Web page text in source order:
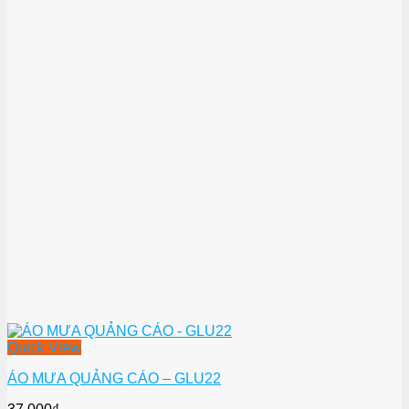
Quick View
ÁO MƯA QUẢNG CÁO – GLU22